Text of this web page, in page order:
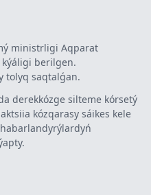
ministrligi Aqparat
kýáligi berilgen.
tolyq saqtalǵan.
derekkózge silteme kórsetý
kózqarasy sáikes kele